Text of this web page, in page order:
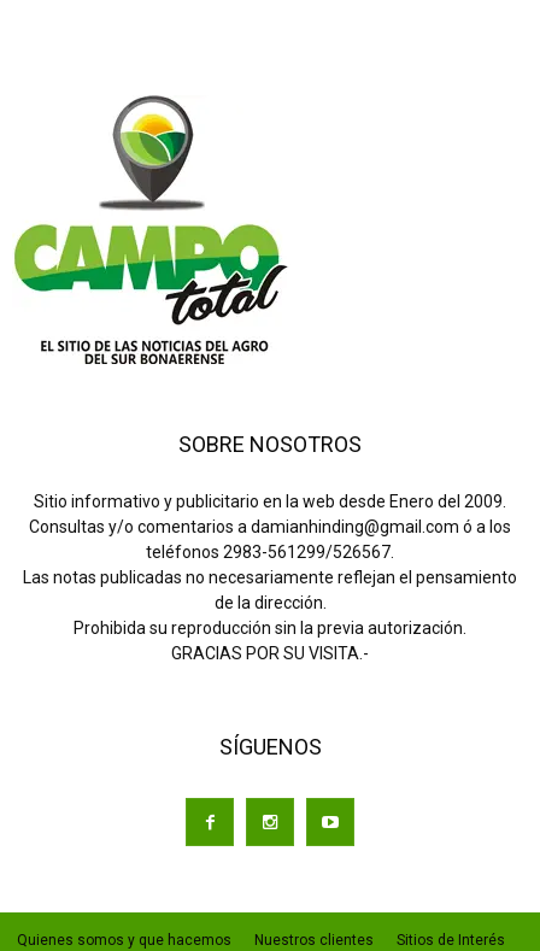
SOBRE NOSOTROS
Sitio informativo y publicitario en la web desde Enero del 2009.
Consultas y/o comentarios a damianhinding@gmail.com ó a los
teléfonos 2983-561299/526567.
Las notas publicadas no necesariamente reflejan el pensamiento
de la dirección.
Prohibida su reproducción sin la previa autorización.
GRACIAS POR SU VISITA.-
SÍGUENOS
Quienes somos y que hacemos Nuestros clientes Sitios de Interés